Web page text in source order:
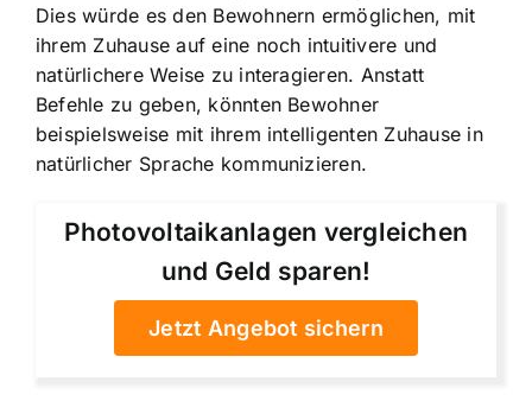
Dies würde es den Bewohnern ermöglichen, mit
ihrem Zuhause auf eine noch intuitivere und
natürlichere Weise zu interagieren. Anstatt
Befehle zu geben, könnten Bewohner
beispielsweise mit ihrem intelligenten Zuhause in
natürlicher Sprache kommunizieren.
Photovoltaikanlagen vergleichen
und Geld sparen!
Jetzt Angebot sichern